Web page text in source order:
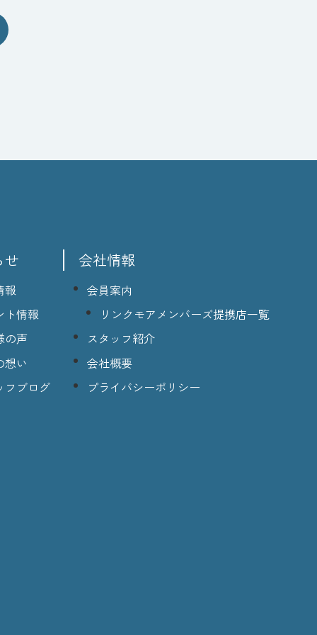
せ
報
ト情報
の声
想い
フブログ
会社情報
会員案内
リンクモアメンバーズ提携店一覧
スタッフ紹介
会社概要
プライバシーポリシー